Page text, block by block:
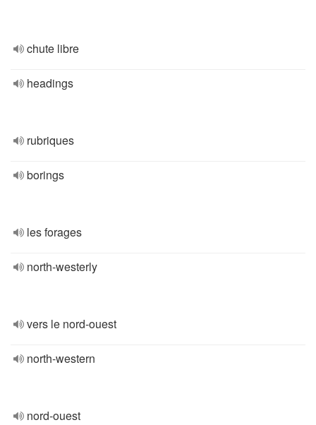
chute libre
headings
rubriques
borings
les forages
north-westerly
vers le nord-ouest
north-western
nord-ouest